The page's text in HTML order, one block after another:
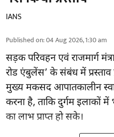
IANS
Published on:04 Aug 2026, 1:30 am
सड़क परिवहन एवं राजमार्ग
रोड एंबुलेंस’ के संबंध में प्रस्ताव
मुख्य मकसद आपातकालीन
करना है, ताकि दुर्गम इलाकों
का लाभ प्राप्त हो सके।